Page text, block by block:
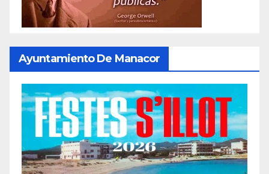
Ayuntamiento De Manacor